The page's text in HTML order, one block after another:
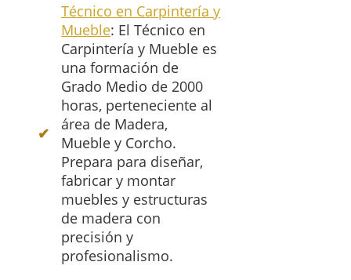
Técnico en Carpintería y
Mueble: El Técnico en
Carpintería y Mueble es
una formación de
Grado Medio de 2000
horas, perteneciente al
área de Madera,
Mueble y Corcho.
Prepara para diseñar,
fabricar y montar
muebles y estructuras
de madera con
precisión y
profesionalismo.